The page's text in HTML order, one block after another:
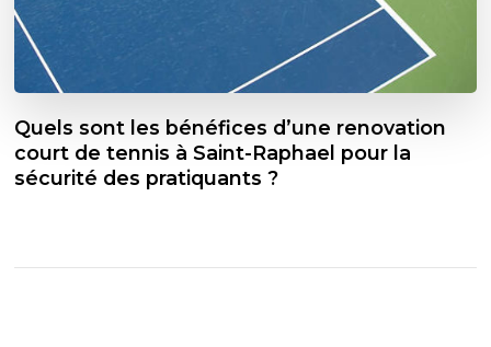
Quels sont les bénéfices d’une renovation
court de tennis à Saint-Raphael pour la
sécurité des pratiquants ?